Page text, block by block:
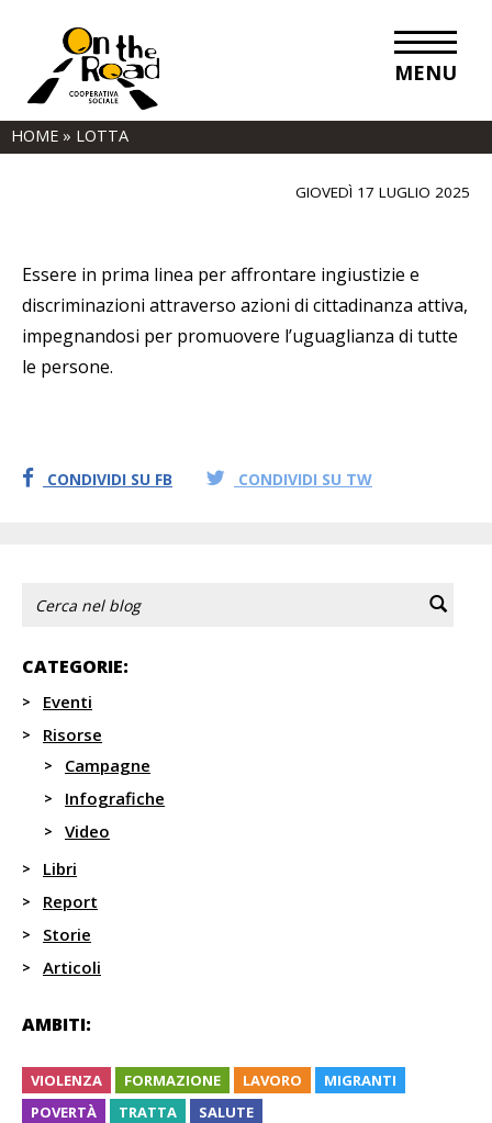
MENU
HOME » LOTTA
Lotta
GIOVEDÌ 17 LUGLIO 2025
Essere in prima linea per affrontare ingiustizie e
discriminazioni attraverso azioni di cittadinanza attiva,
impegnandosi per promuovere l’uguaglianza di tutte
le persone.
CONDIVIDI SU FB CONDIVIDI SU TW
CATEGORIE:
Eventi
Risorse
Campagne
Infografiche
Video
Libri
Report
Storie
Articoli
AMBITI:
VIOLENZA FORMAZIONE LAVORO
MIGRANTI
POVERTÀ
TRATTA SALUTE